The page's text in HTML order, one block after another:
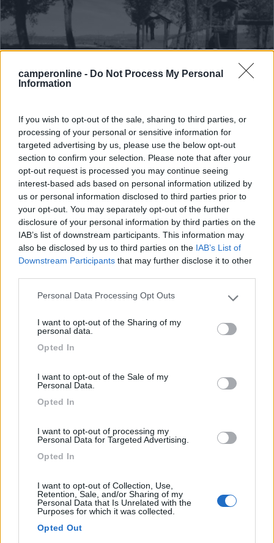
camperonline - Do Not Process My Personal
Information
If you wish to opt-out of the sale, sharing to third parties, or
processing of your personal or sensitive information for
targeted advertising by us, please use the below opt-out
section to confirm your selection. Please note that after your
opt-out request is processed you may continue seeing
interest-based ads based on personal information utilized by
us or personal information disclosed to third parties prior to
your opt-out. You may separately opt-out of the further
disclosure of your personal information by third parties on the
IAB’s list of downstream participants. This information may
also be disclosed by us to third parties on the IAB’s List of
Downstream Participants that may further disclose it to other
Please note that this website/app uses one or more Google
not limited to your visit or usage behaviour. You may click to
grant or deny consent to Google and its third-party tags to
use your data for below specified purposes in below Google
Personal Data Processing Opt Outs
I want to opt-out of the Sharing of my
personal data.
Opted In
I want to opt-out of the Sale of my
Personal Data.
Opted In
I want to opt-out of processing my
Personal Data for Targeted Advertising.
Opted In
I want to opt-out of Collection, Use,
Retention, Sale, and/or Sharing of my
Personal Data that Is Unrelated with the
Purposes for which it was collected.
Opted Out
Area di sosta (PS)
Lido Ronchi
6,1 9
Servizi / Posizione
A 800 metri dal centro, punto sosta recintato e
sorveglia...
Castelnuovo del Garda (VR) - 1.6km
Via Verdi 26
Parcheggio Camper per Gardaland